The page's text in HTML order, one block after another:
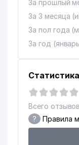
За прошлый
За 3 месяца
За пол года
За год
Всего
? Правила